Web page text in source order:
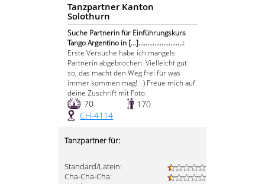
Tanzpartner Kanton
Solothurn
Suche Partnerin für Einführungskurs
Tango Argentino in [...].........................:
Erste Versuche habe ich mangels
Partnerin abgebrochen. Vielleicht gut
so, das macht den Weg frei für was
immer kommen mag! :-) Freue mich auf
deine Zuschrift mit Foto.
70
170
CH-4114
Tanzpartner für:
Standard/Latein:
Cha-Cha-Cha: